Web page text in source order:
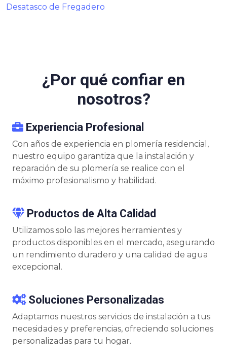
Desatasco de Fregadero
¿Por qué confiar en
nosotros?
Experiencia Profesional
Con años de experiencia en plomería residencial,
nuestro equipo garantiza que la instalación y
reparación de su plomería se realice con el
máximo profesionalismo y habilidad.
Productos de Alta Calidad
Utilizamos solo las mejores herramientes y
productos disponibles en el mercado, asegurando
un rendimiento duradero y una calidad de agua
excepcional.
Soluciones Personalizadas
Adaptamos nuestros servicios de instalación a tus
necesidades y preferencias, ofreciendo soluciones
personalizadas para tu hogar.